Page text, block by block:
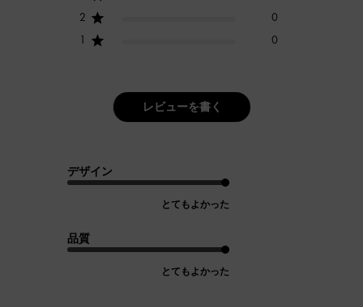
2
0
1
0
レビューを書く
デザイン
とてもよかった
品質
とてもよかった